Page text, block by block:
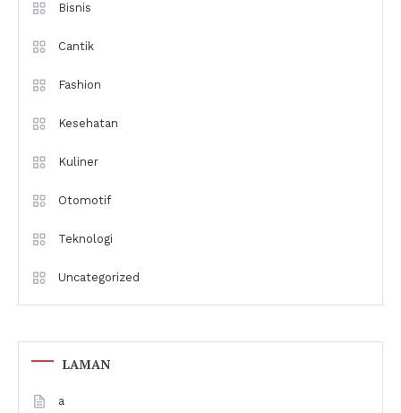
Bisnis
Cantik
Fashion
Kesehatan
Kuliner
Otomotif
Teknologi
Uncategorized
LAMAN
a